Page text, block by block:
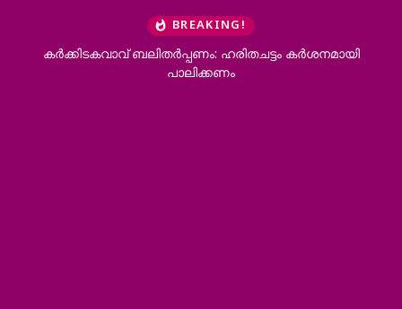
BREAKING!
ഹരിതചട്ടം കര്‍ശനമായി
കാരന്തൂര്‍ മര്‍കസ്